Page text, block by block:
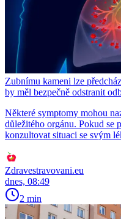
Zubnímu kameni lze
by měl bezpečně odstranit
Některé symptomy mohou
důležitého orgánu. Pokud se
konzultovat situaci se svým
Zdravestravovani.eu
dnes, 08:49
2 min